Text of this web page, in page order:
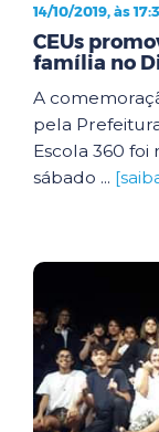
14/10/2019, às
CEUs
família no
A
pela
Escola 360 foi
sábado ...